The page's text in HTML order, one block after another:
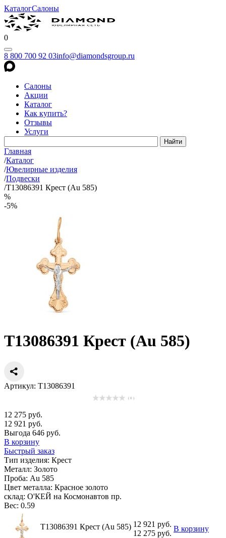
КаталогСалоны
0
8 800 700 92 03info@diamondsgroup.ru
Салоны
Акции
Каталог
Как купить?
Отзывы
Услуги
Главная
/Каталог
/Ювелирные изделия
/Подвески
/Т13086391 Крест (Au 585)
%
-5%
Т13086391 Крест (Au 585)
Артикул: Т13086391
( 0 )
12 275 руб.
12 921 руб.
Выгода 646 руб.
В корзину
Быстрый заказ
Тип изделия: Крест
Металл: Золото
Проба: Au 585
Цвет металла: Красное золото
склад: О'КЕЙ на Космонавтов пр.
Вес: 0.59
Т13086391 Крест (Au 585) 12 921 руб.
12 275 руб.
В корзину